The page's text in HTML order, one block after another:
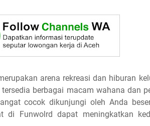
arena rekreasi dan hiburan
berbagai macam wahana dan
cocok dikunjungi oleh Anda
di Funwolrd dapat meningkatkan